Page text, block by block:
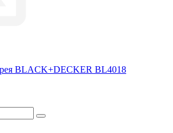
BLACK+DECKER BL4018